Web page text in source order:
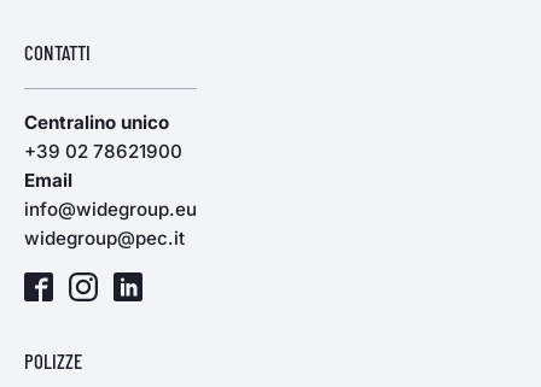
CONTATTI
Centralino unico
+39 02 78621900
Email
info@widegroup.eu
widegroup@pec.it
POLIZZE